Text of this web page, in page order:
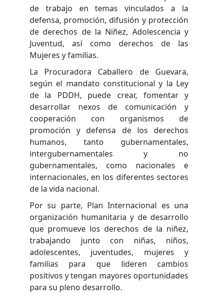
de trabajo en temas vinculados a la
defensa, promoción, difusión y protección
de derechos de la Niñez, Adolescencia y
Juventud, así como derechos de las
Mujeres y familias.
La Procuradora Caballero de Guevara,
según el mandato constitucional y la Ley
de la PDDH, puede crear, fomentar y
desarrollar nexos de comunicación y
cooperación con organismos de
promoción y defensa de los derechos
humanos, tanto gubernamentales,
intergubernamentales y no
gubernamentales, como nacionales e
internacionales, en los diferentes sectores
de la vida nacional.
Por su parte, Plan Internacional es una
organización humanitaria y de desarrollo
que promueve los derechos de la niñez,
trabajando junto con niñas, niños,
adolescentes, juventudes, mujeres y
familias para que lideren cambios
positivos y tengan mayores oportunidades
para su pleno desarrollo.